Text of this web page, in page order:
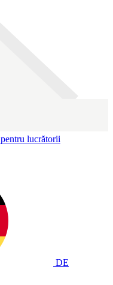
pentru lucrătorii
DE